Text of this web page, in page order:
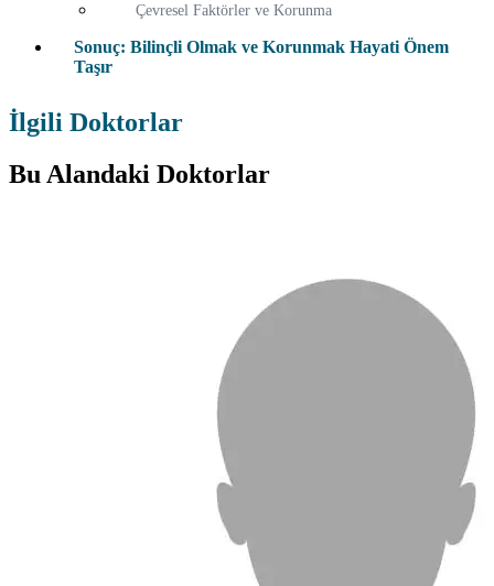
Çevresel Faktörler ve Korunma
Sonuç: Bilinçli Olmak ve Korunmak Hayati Önem
Taşır
İlgili Doktorlar
Bu Alandaki Doktorlar